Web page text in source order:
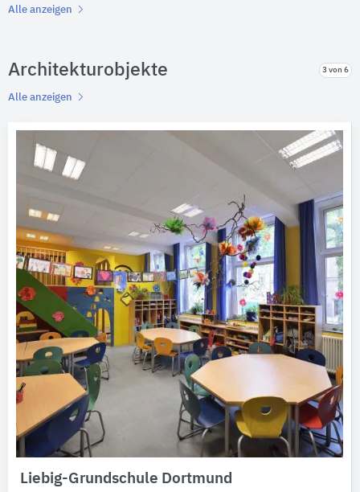
Alle anzeigen
Architekturobjekte 3 von 6
Alle anzeigen
Liebig-Grundschule Dortmund